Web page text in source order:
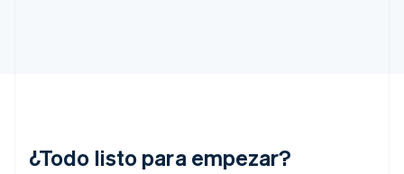
¿Todo listo para empezar?
Irlanda